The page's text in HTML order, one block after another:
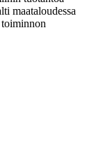
maataloudessa